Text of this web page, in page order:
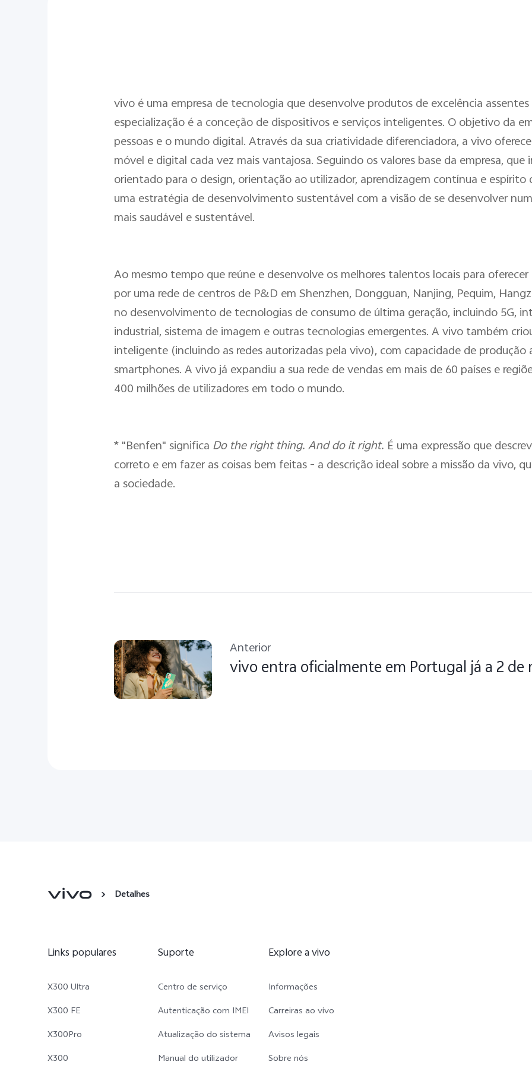
vivo é uma empresa de tecnologia que desenvolve produtos de excelência
especialização é a conceção de dispositivos e serviços inteligentes. O objetivo da
pessoas e o mundo digital. Através da sua criatividade diferenciadora, a vivo
móvel e digital cada vez mais vantajosa. Seguindo os valores base da empresa,
orientado para o design, orientação ao utilizador, aprendizagem contínua e
uma estratégia de desenvolvimento sustentável com a visão de se desenvolver
mais saudável e sustentável.
Ao mesmo tempo que reúne e desenvolve os melhores talentos locais para
por uma rede de centros de P&D em Shenzhen, Dongguan, Nanjing, Pequim,
no desenvolvimento de tecnologias de consumo de última geração, incluindo 5G,
industrial, sistema de imagem e outras tecnologias emergentes. A vivo também
inteligente (incluindo as redes autorizadas pela vivo), com capacidade de produção
smartphones. A vivo já expandiu a sua rede de vendas em mais de 60 países e
400 milhões de utilizadores em todo o mundo.
* "Benfen" significa Do the right thing. And do it right. É uma expressão que
correto e em fazer as coisas bem feitas - a descrição ideal sobre a missão da vivo,
a sociedade.
Anterior
vivo entra oficialmente em Portugal já a 2 de
Detalhes
Links populares
X300 Ultra
X300 FE
X300Pro
X300
Suporte
Centro de serviço
Autenticação com IMEI
Atualização do sistema
Manual do utilizador
Explore a vivo
Informações
Carreiras ao vivo
Avisos legais
Sobre nós